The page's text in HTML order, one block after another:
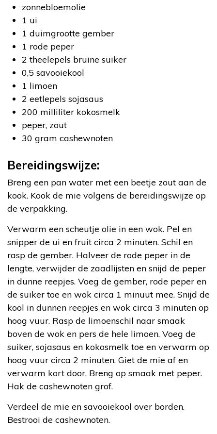
zonnebloemolie
1 ui
1 duimgrootte gember
1 rode peper
2 theelepels bruine suiker
0,5 savooiekool
1 limoen
2 eetlepels sojasaus
200 milliliter kokosmelk
peper, zout
30 gram cashewnoten
Bereidingswijze:
Breng een pan water met een beetje zout aan de
kook. Kook de mie volgens de bereidingswijze op
de verpakking.
Verwarm een scheutje olie in een wok. Pel en
snipper de ui en fruit circa 2 minuten. Schil en
rasp de gember. Halveer de rode peper in de
lengte, verwijder de zaadlijsten en snijd de peper
in dunne reepjes. Voeg de gember, rode peper en
de suiker toe en wok circa 1 minuut mee. Snijd de
kool in dunnen reepjes en wok circa 3 minuten op
hoog vuur. Rasp de limoenschil naar smaak
boven de wok en pers de hele limoen. Voeg de
suiker, sojasaus en kokosmelk toe en verwarm op
hoog vuur circa 2 minuten. Giet de mie af en
verwarm kort door. Breng op smaak met peper.
Hak de cashewnoten grof.
Verdeel de mie en savooiekool over borden.
Bestrooi de cashewnoten.